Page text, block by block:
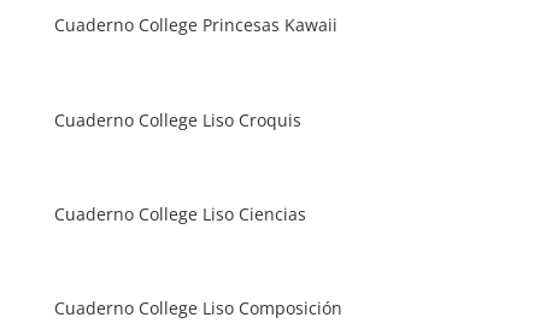
Cuaderno College Princesas Kawaii
Cuaderno College Liso Croquis
Cuaderno College Liso Ciencias
Cuaderno College Liso Composición